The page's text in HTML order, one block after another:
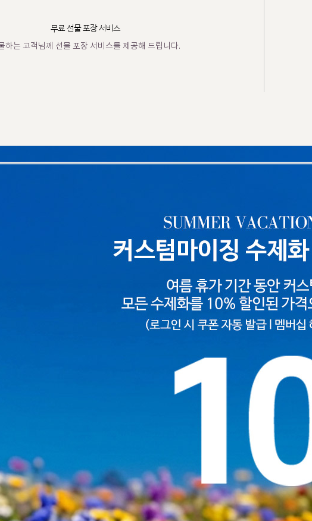
무료 선물 포장 서비스
하는 고객님께 선물 포장 서비스를 제공해 드립니다.